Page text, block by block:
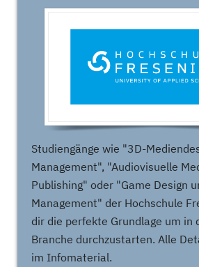
Studiengänge wie "3D-
Management", "Audiovisuelle
Publishing" oder "Game Design
Management" der Hochschule
dir die perfekte Grundlage um in
Branche durchzustarten. Alle
im Infomaterial.